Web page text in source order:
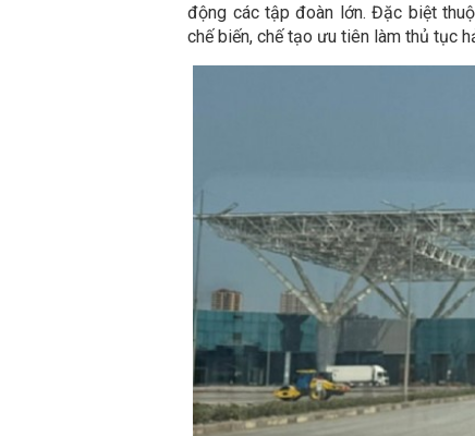
động các tập đoàn lớn. Đặc biệt
chế biến, chế tạo ưu tiên làm thủ tục